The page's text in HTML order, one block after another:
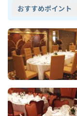
おすすめポイント